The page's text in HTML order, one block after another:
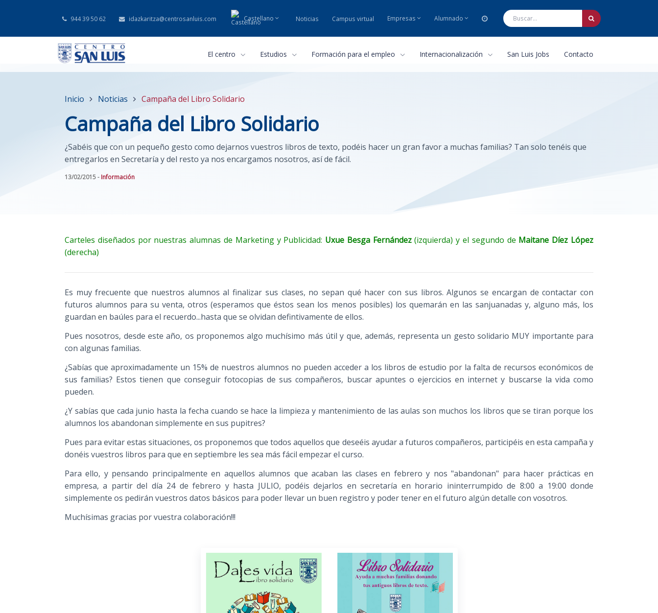
944 39 50 62 idazkaritza@centrosanluis.com Castellano Noticias Campus virtual Empresas Alumnado
El centro Estudios Formación para el empleo Internacionalización San Luis Jobs Contacto
Inicio Noticias Campaña del Libro Solidario
Campaña del Libro Solidario
¿Sabéis que con un pequeño gesto como dejarnos vuestros libros de texto, podéis hacer un gran favor a muchas familias? Tan solo tenéis que
entregarlos en Secretaría y del resto ya nos encargamos nosotros, así de fácil.
13/02/2015 - Información
Carteles diseñados por nuestras alumnas de Marketing y Publicidad: Uxue Besga Fernández(izquierda) y el segundo de Maitane Díez López
(derecha)
Es muy frecuente que nuestros alumnos al finalizar sus clases, no sepan qué hacer con sus libros. Algunos se encargan de contactar con
futuros alumnos para su venta, otros (esperamos que éstos sean los menos posibles) los quemarán en las sanjuanadas y, alguno más, los
guardan en baúles para el recuerdo...hasta que se olvidan defintivamente de ellos.
Pues nosotros, desde este año, os proponemos algo muchísimo más útil y que, además, representa un gesto solidario MUY importante para
con algunas familias.
¿Sabías que aproximadamente un 15% de nuestros alumnos no pueden acceder a los libros de estudio por la falta de recursos económicos de
sus familias? Estos tienen que conseguir fotocopias de sus compañeros, buscar apuntes o ejercicios en internet y buscarse la vida como
pueden.
¿Y sabías que cada junio hasta la fecha cuando se hace la limpieza y mantenimiento de las aulas son muchos los libros que se tiran porque los
alumnos los abandonan simplemente en sus pupitres?
Pues para evitar estas situaciones, os proponemos que todos aquellos que deseéis ayudar a futuros compañeros, participéis en esta campaña y
donéis vuestros libros para que en septiembre les sea más fácil empezar el curso.
Para ello, y pensando principalmente en aquellos alumnos que acaban las clases en febrero y nos "abandonan" para hacer prácticas en
empresa, a partir del día 24 de febrero y hasta JULIO, podéis dejarlos en secretaría en horario ininterrumpido de 8:00 a 19:00 donde
simplemente os pedirán vuestros datos básicos para poder llevar un buen registro y poder tener en el futuro algún detalle con vosotros.
Muchísimas gracias por vuestra colaboración!!!